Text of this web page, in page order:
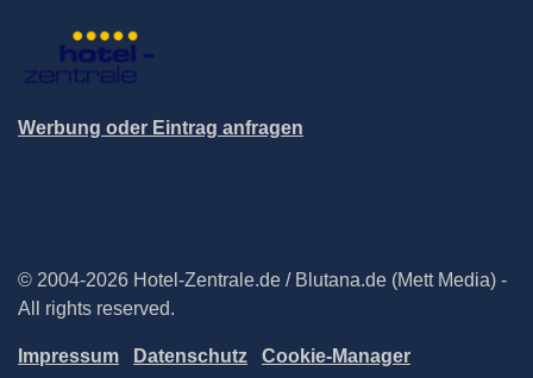
Werbung oder Eintrag anfragen
© 2004-2026 Hotel-Zentrale.de / Blutana.de (Mett Media) -
All rights reserved.
Impressum Datenschutz Cookie-Manager